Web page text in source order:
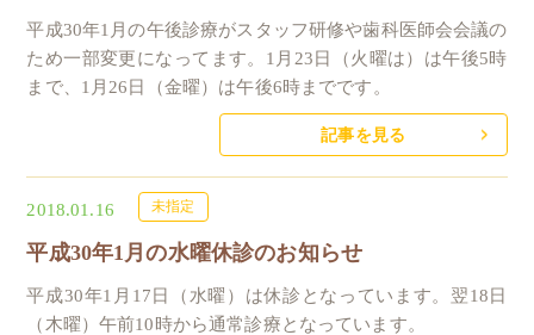
平成30年1月の午後診療がスタッフ研修や歯科医師会会議の
ため一部変更になってます。1月23日（火曜は）は午後5時
まで、1月26日（金曜）は午後6時までです。
記事を見る
2018.01.16 未指定
平成30年1月の水曜休診のお知らせ
平成30年1月17日（水曜）は休診となっています。翌18日
（木曜）午前10時から通常診療となっています。